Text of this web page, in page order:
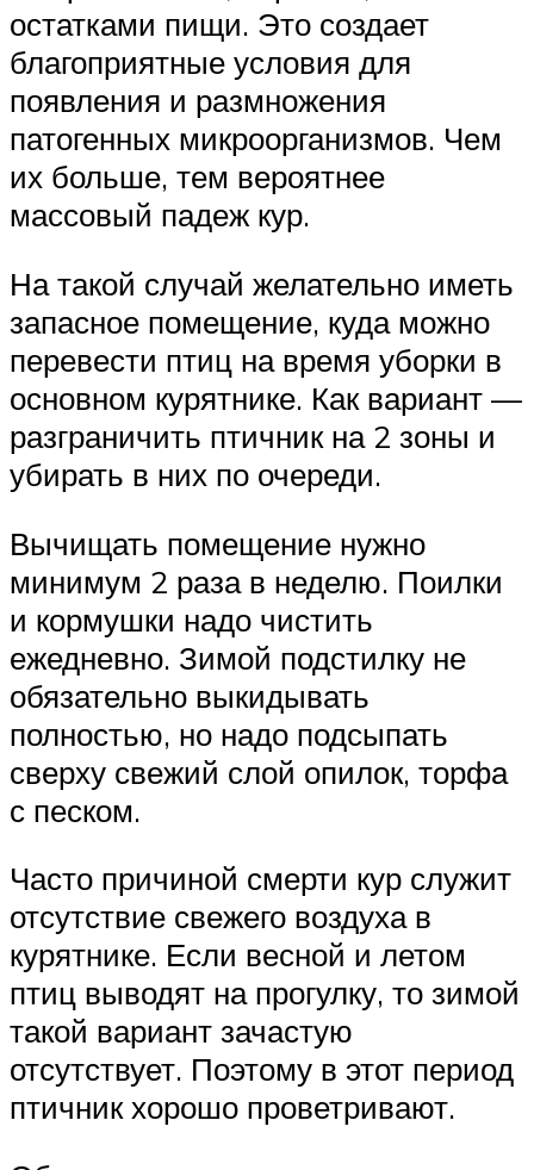
остатками пищи. Это создает
благоприятные условия для
появления и размножения
патогенных микроорганизмов. Чем
их больше, тем вероятнее
массовый падеж кур.
На такой случай желательно иметь
запасное помещение, куда можно
перевести птиц на время уборки в
основном курятнике. Как вариант —
разграничить птичник на 2 зоны и
убирать в них по очереди.
Вычищать помещение нужно
минимум 2 раза в неделю. Поилки
и кормушки надо чистить
ежедневно. Зимой подстилку не
обязательно выкидывать
полностью, но надо подсыпать
сверху свежий слой опилок, торфа
с песком.
Часто причиной смерти кур служит
отсутствие свежего воздуха в
курятнике. Если весной и летом
птиц выводят на прогулку, то зимой
такой вариант зачастую
отсутствует. Поэтому в этот период
птичник хорошо проветривают.